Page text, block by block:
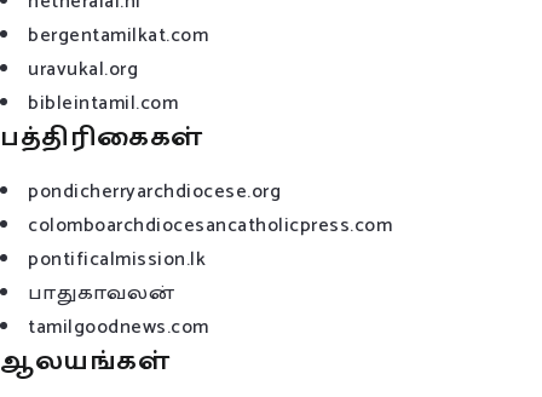
bergentamilkat.com
uravukal.org
bibleintamil.com
பத்திரிகைகள்
pondicherryarchdiocese.org
colomboarchdiocesancatholicpress.com
pontificalmission.lk
பாதுகாவலன்
tamilgoodnews.com
ஆலயங்கள்